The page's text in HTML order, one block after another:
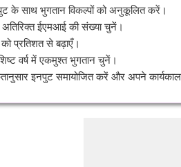
के साथ भुगतान विकल्पों को अनुकूलित करें।
अतिरिक्त ईएमआई की संख्या चुनें।
प्रतिशत से बढ़ाएँ।
वर्ष में एकमुश्त भुगतान चुनें।
इनपुट समायोजित करें और अपने